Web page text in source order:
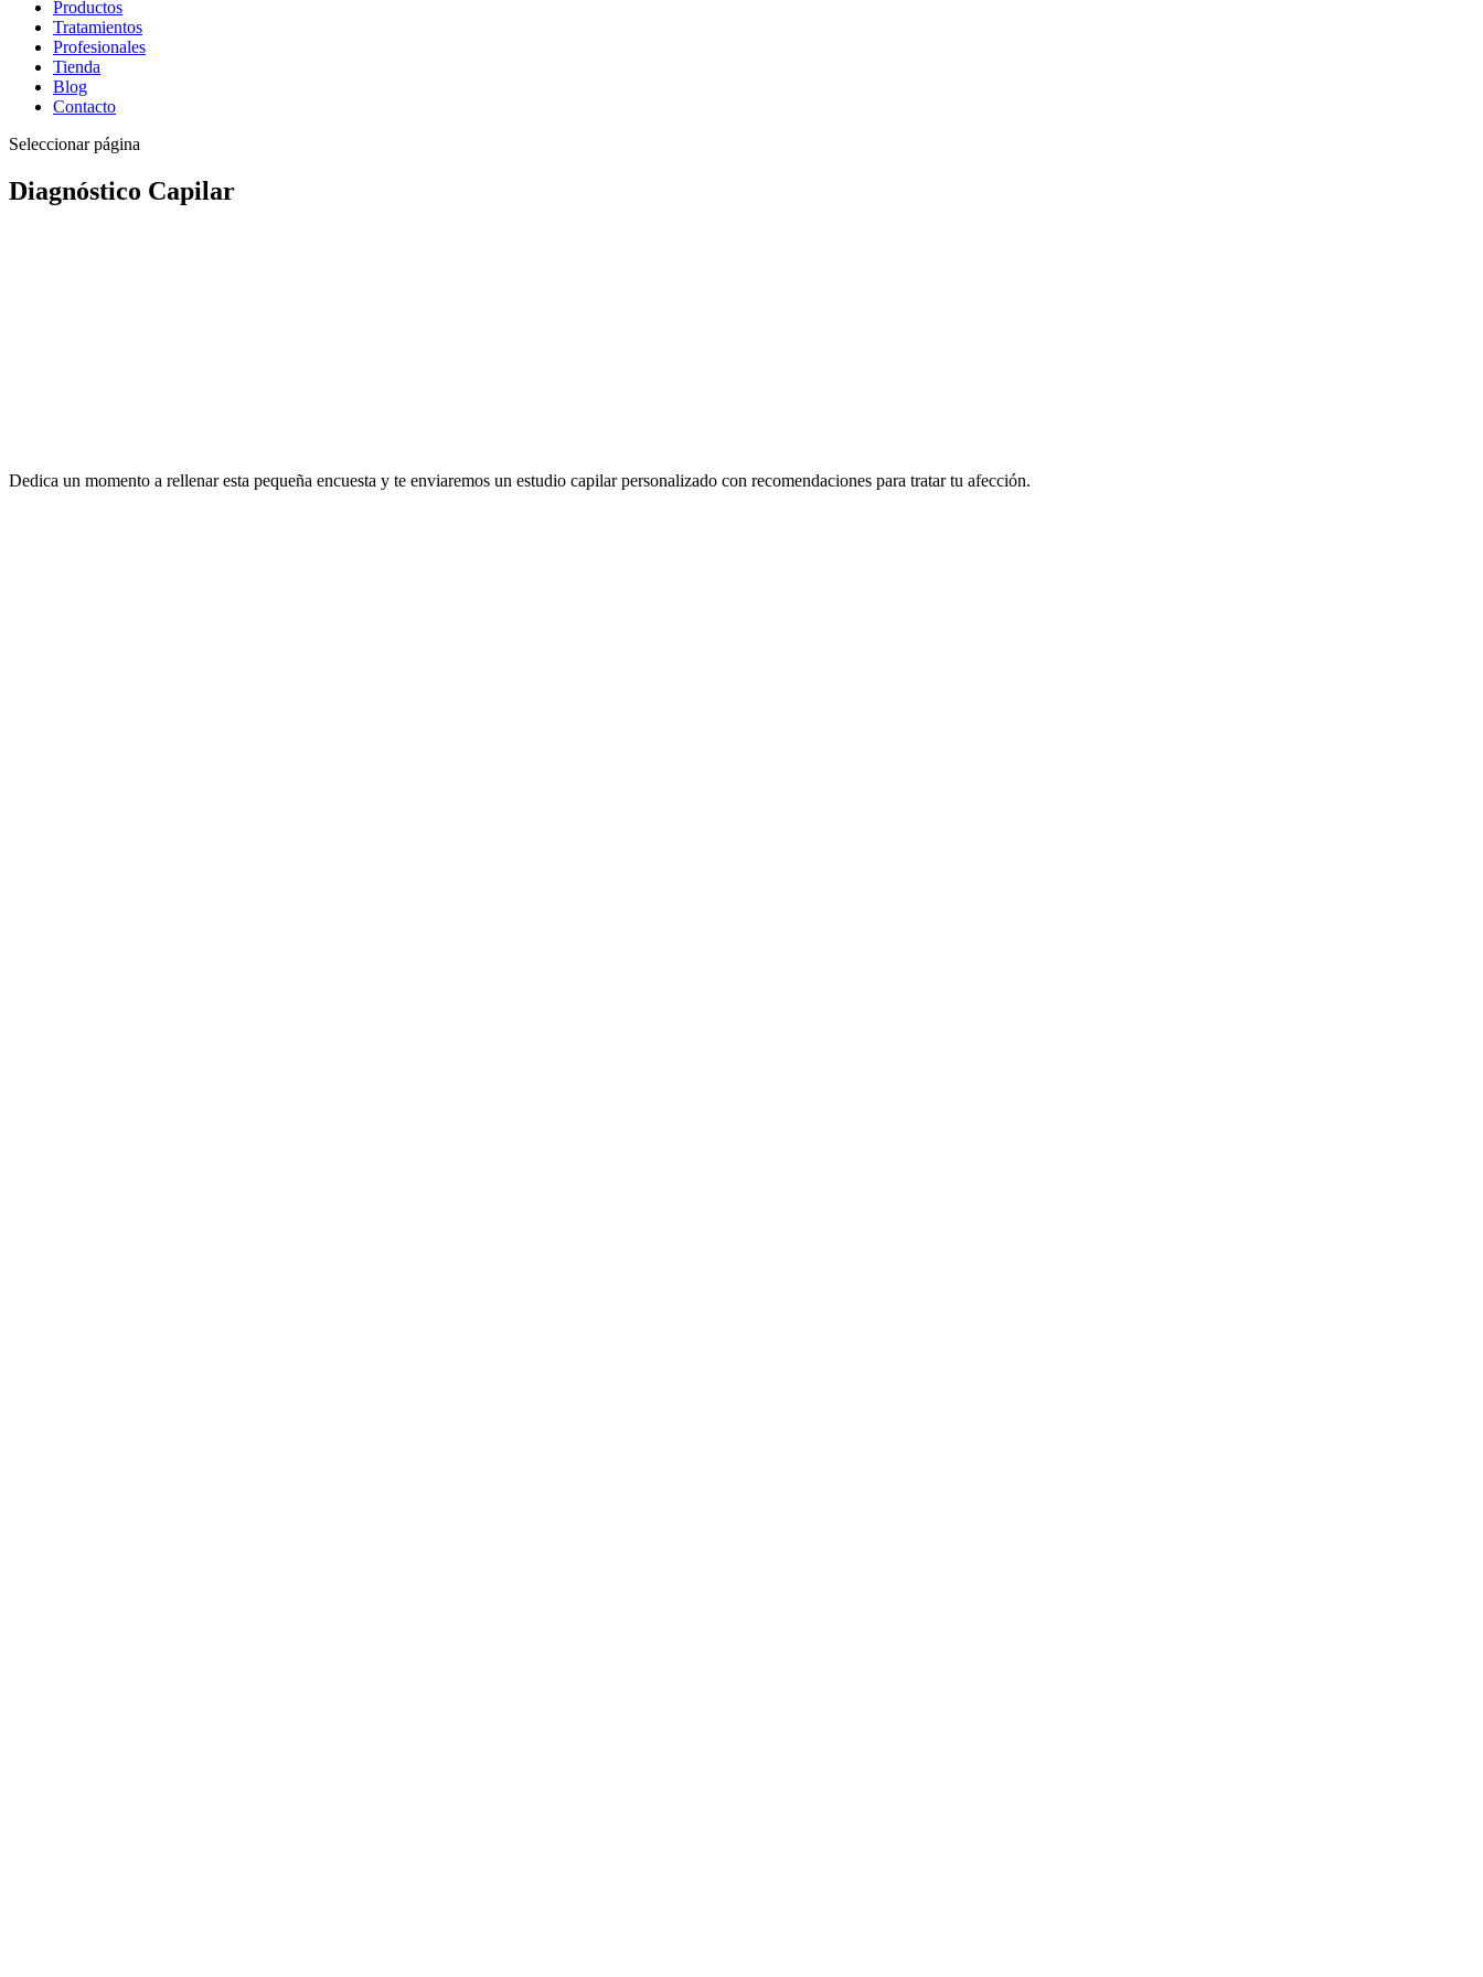
Productos
Tratamientos
Profesionales
Tienda
Blog
Contacto
Seleccionar página
Diagnóstico Capilar
Dedica un momento a rellenar esta pequeña encuesta y te enviaremos un estudio capilar personalizado con recomendaciones para tratar tu afección.